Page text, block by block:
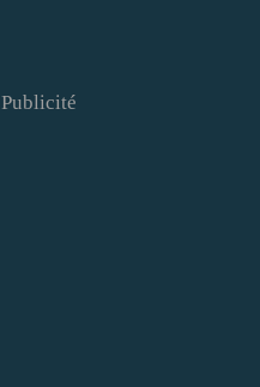
Publicité